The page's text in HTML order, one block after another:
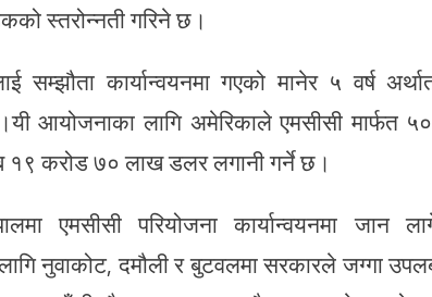
स्तरोन्नती गरिने छ।
सम्झौता कार्यान्वयनमा गएको मानेर ५ वर्ष
आयोजनाका लागि अमेरिकाले एमसीसी
१९ करोड ७० लाख डलर लगानी गर्ने छ।
एमसीसी परियोजना कार्यान्वयनमा
नुवाकोट, दमौली र बुटवलमा सरकारले जग्गा